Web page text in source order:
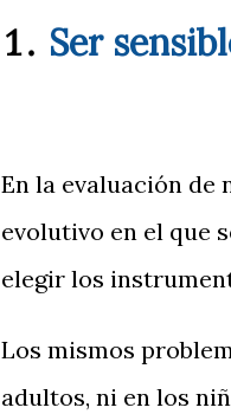
Ser
En la evaluación de
evolutivo en el que
elegir los
Los mismos
adultos, ni en los